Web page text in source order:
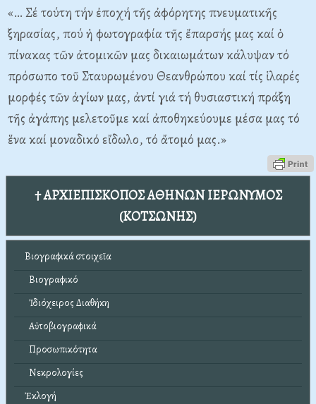
«… Σέ τούτη τήν ἐποχή τῆς ἀφόρητης πνευματικῆς
ξηρασίας, πού ἡ φωτογραφία τῆς ἔπαρσής μας καί ὁ
πίνακας τῶν ἀτομικῶν μας δικαιωμάτων κάλυψαν τό
πρόσωπο τοῦ Σταυρωμένου Θεανθρώπου καί τίς ἱλαρές
μορφές τῶν ἁγίων μας, ἀντί γιά τή θυσιαστική πράξη
τῆς ἀγάπης μελετοῦμε καί ἀποθηκεύουμε μέσα μας τό
ἕνα καί μοναδικό εἴδωλο, τό ἄτομό μας.»
† ΑΡΧΙΕΠΙΣΚΟΠΟΣ ΑΘΗΝΩΝ ΙΕΡΩΝΥΜΟΣ
(ΚΟΤΣΩΝΗΣ)
Βιογραφικά στοιχεῖα
Βιογραφικό
Ἰδιόχειρος Διαθήκη
Αὐτοβιογραφικά
Προσωπικότητα
Νεκρολογίες
Ἐκλογή